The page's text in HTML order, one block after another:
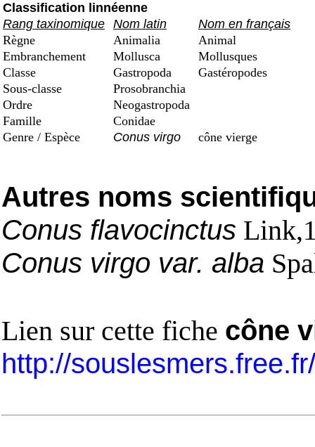
Classification linnéenne
Rang taxinomique Nom latin
Nom en français
Règne
Animalia
Animal
Embranchement
Mollusca
Mollusques
Classe
Gastropoda
Gastéropodes
Sous-classe
Prosobranchia
Ordre
Neogastropoda
Famille
Conidae
Genre / Espèce
Conus virgo cône vierge
Autres noms
Conus flavocinctus
Conus virgo var. alba
Lien sur cette fiche cône
http://